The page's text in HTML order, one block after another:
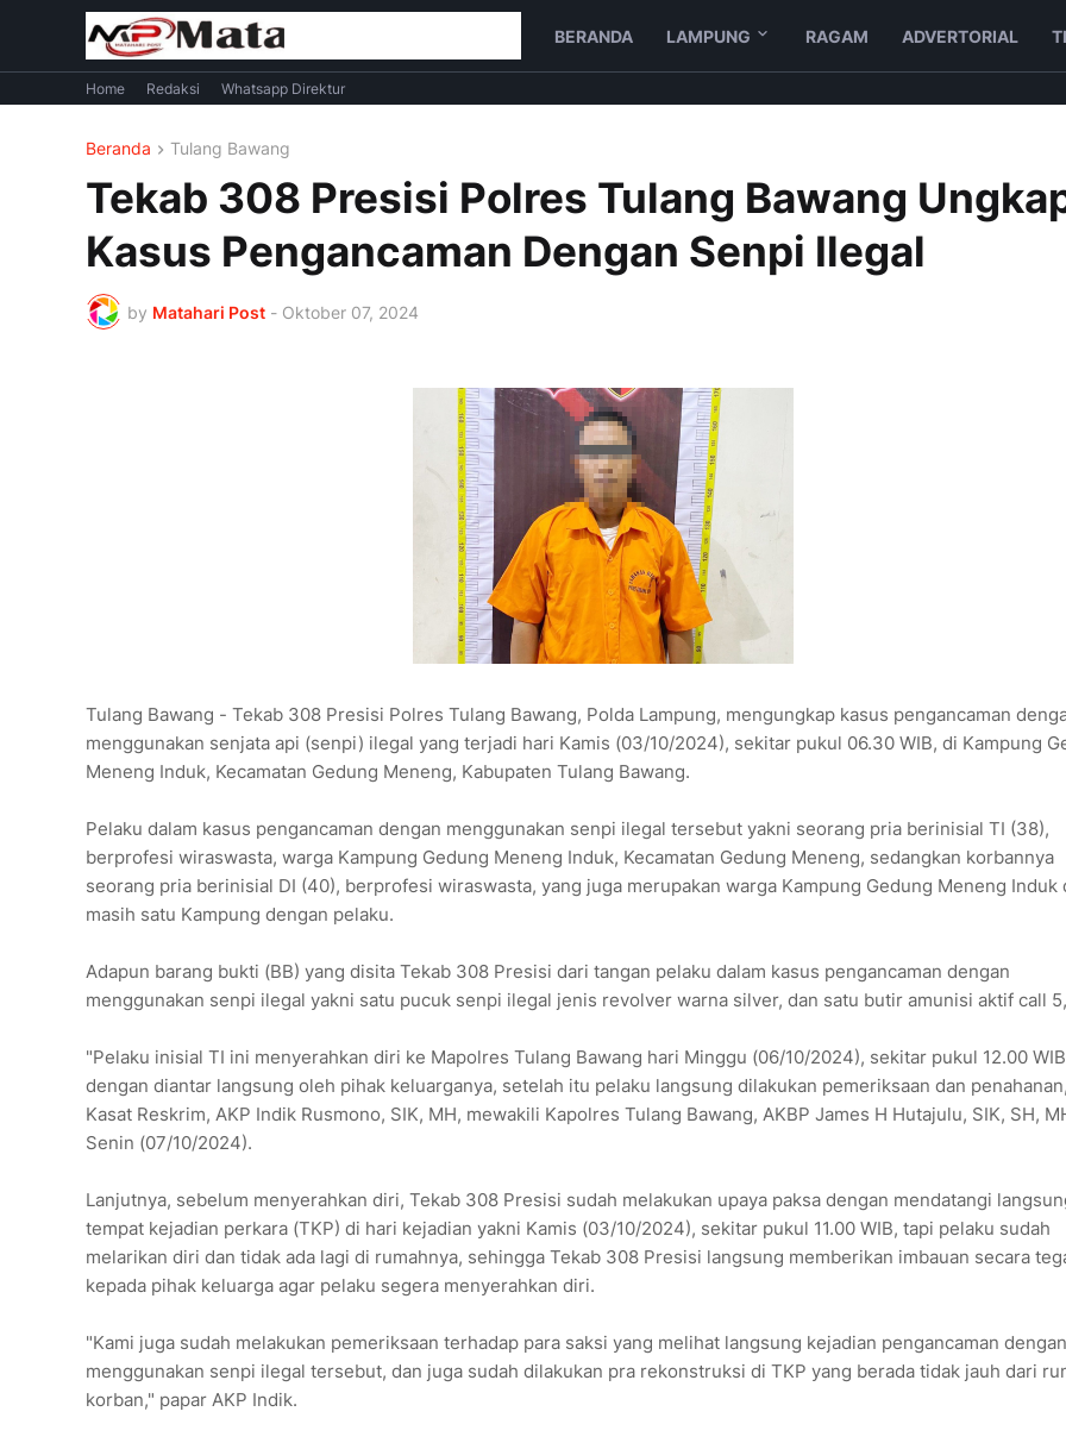
BERANDA LAMPUNG RAGAM ADVERTORIAL
Home Redaksi Whatsapp Direktur
Beranda Tulang Bawang
Tekab 308 Presisi Polres Tulang Bawang
Kasus Pengancaman Dengan Senpi Ilegal
by Matahari Post - Oktober 07, 2024
Tulang Bawang - Tekab 308 Presisi Polres Tulang Bawang, Polda Lampung, mengungkap kasus pengancaman
menggunakan senjata api (senpi) ilegal yang terjadi hari Kamis (03/10/2024), sekitar pukul 06.30 WIB, di Kampung
Meneng Induk, Kecamatan Gedung Meneng, Kabupaten Tulang Bawang.
Pelaku dalam kasus pengancaman dengan menggunakan senpi ilegal tersebut yakni seorang pria berinisial TI (38),
berprofesi wiraswasta, warga Kampung Gedung Meneng Induk, Kecamatan Gedung Meneng, sedangkan korbannya
seorang pria berinisial DI (40), berprofesi wiraswasta, yang juga merupakan warga Kampung Gedung Meneng Induk
masih satu Kampung dengan pelaku.
Adapun barang bukti (BB) yang disita Tekab 308 Presisi dari tangan pelaku dalam kasus pengancaman dengan
menggunakan senpi ilegal yakni satu pucuk senpi ilegal jenis revolver warna silver, dan satu butir amunisi aktif call
"Pelaku inisial TI ini menyerahkan diri ke Mapolres Tulang Bawang hari Minggu (06/10/2024), sekitar pukul 12.00
dengan diantar langsung oleh pihak keluarganya, setelah itu pelaku langsung dilakukan pemeriksaan dan
Kasat Reskrim, AKP Indik Rusmono, SIK, MH, mewakili Kapolres Tulang Bawang, AKBP James H Hutajulu, SIK, SH,
Senin (07/10/2024).
Lanjutnya, sebelum menyerahkan diri, Tekab 308 Presisi sudah melakukan upaya paksa dengan mendatangi
tempat kejadian perkara (TKP) di hari kejadian yakni Kamis (03/10/2024), sekitar pukul 11.00 WIB, tapi pelaku sudah
melarikan diri dan tidak ada lagi di rumahnya, sehingga Tekab 308 Presisi langsung memberikan imbauan secara
kepada pihak keluarga agar pelaku segera menyerahkan diri.
"Kami juga sudah melakukan pemeriksaan terhadap para saksi yang melihat langsung kejadian pengancaman dengan
menggunakan senpi ilegal tersebut, dan juga sudah dilakukan pra rekonstruksi di TKP yang berada tidak jauh dari
korban," papar AKP Indik.